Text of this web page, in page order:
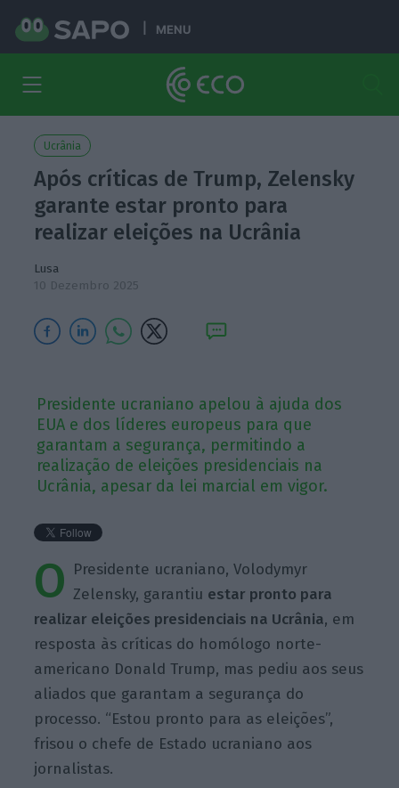
MENU
Ucrânia
Após críticas de Trump, Zelensky
garante estar pronto para
realizar eleições na Ucrânia
Lusa
10 Dezembro 2025
Presidente ucraniano apelou à ajuda dos
EUA e dos líderes europeus para que
garantam a segurança, permitindo a
realização de eleições presidenciais na
Ucrânia, apesar da lei marcial em vigor.
O Presidente ucraniano, Volodymyr
Zelensky, garantiu estar pronto para
realizar eleições presidenciais na Ucrânia, em
resposta às críticas do homólogo norte-
americano Donald Trump, mas pediu aos seus
aliados que garantam a segurança do
processo. “Estou pronto para as eleições”,
frisou o chefe de Estado ucraniano aos
jornalistas.